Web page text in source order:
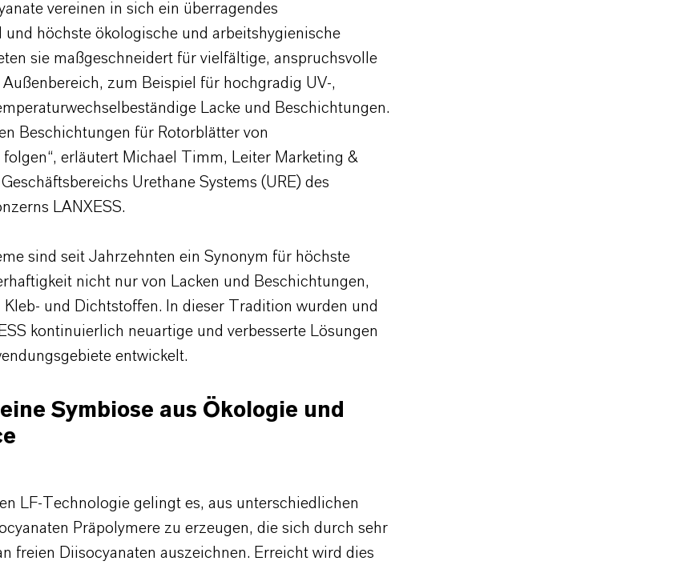
vereinen in sich ein überragendes
und höchste ökologische und arbeitshygienische
sie maßgeschneidert für vielfältige, anspruchsvolle
zum Beispiel für hochgradig UV-,
Lacke und Beschichtungen.
Beschichtungen für Rotorblätter von
erläutert Michael Timm, Leiter Marketing &
Urethane Systems (URE) des
LANXESS.
sind seit Jahrzehnten ein Synonym für höchste
nicht nur von Lacken und Beschichtungen,
Kleb- und Dichtstoffen. In dieser Tradition wurden und
kontinuierlich neuartige und verbesserte Lösungen
entwickelt.
Symbiose aus Ökologie und
LF-Technologie gelingt es, aus unterschiedlichen
Präpolymere zu erzeugen, die sich durch sehr
freien Diisocyanaten auszeichnen. Erreicht wird dies